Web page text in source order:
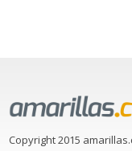
Copyright 2015